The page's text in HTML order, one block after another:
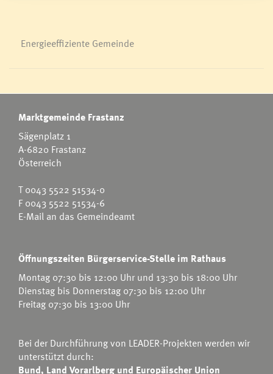
Energieeffiziente Gemeinde
Marktgemeinde Frastanz
Sägenplatz 1
A-6820 Frastanz
Österreich
T0043 5522 51534-0
F 0043 5522 51534-6
E-Mail an das Gemeindeamt
Öffnungszeiten Bürgerservice-Stelle im Rathaus
Montag 07:30 bis 12:00 Uhr und 13:30 bis 18:00 Uhr
Dienstag bis Donnerstag 07:30 bis 12:00 Uhr
Freitag 07:30 bis 13:00 Uhr
Bei der Durchführung von LEADER-Projekten werden wir
unterstützt durch:
Bund, Land Vorarlberg und Europäischer Union